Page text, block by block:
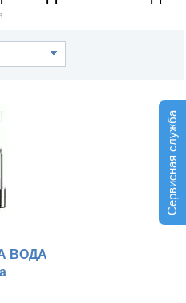
Сервисная служба
ВОДА